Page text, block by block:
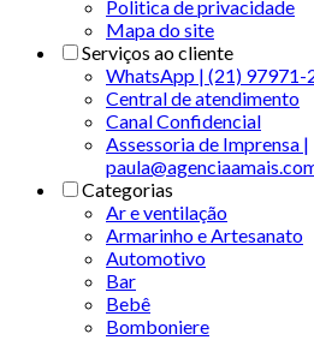
Politica de privacidade
Mapa do site
Serviços ao cliente
WhatsApp | (21) 97971-
Central de atendimento
Canal Confidencial
Assessoria de Imprensa |
Categorias
Ar e ventilação
Armarinho e Artesanato
Automotivo
Bar
Bebê
Bomboniere